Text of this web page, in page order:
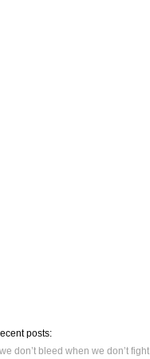
posts:
we don’t bleed when we don’t fight